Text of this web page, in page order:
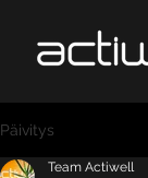
Päivitys
Team Actiwell